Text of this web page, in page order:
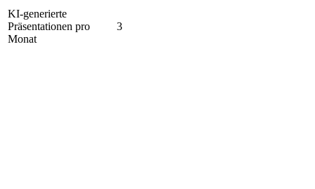
KI-generierte
Präsentationen pro
Monat
3